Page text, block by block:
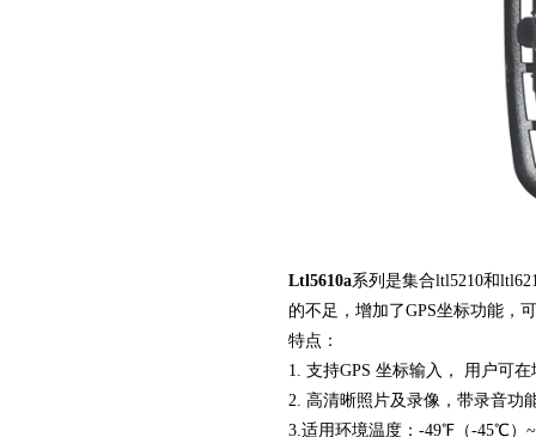
Ltl5610a系列是集合ltl5210和
的不足，增加了GPS坐标功能，
特点：
1. 支持GPS 坐标输入， 用户可
2. 高清晰照片及录像，带录音功
3.适用环境温度：-49℉（-45℃）